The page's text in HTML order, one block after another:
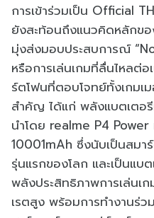
การเข้าร่วมเป็น Official
ยังสะท้อนถึงแนวคิดหลักข
มุ่งส่งมอบประสบการณ์
หรือการเล่นเกมที่ลื่นไหลต่
ร์ตโฟนที่ตอบโจทย์ทั้งเกมเ
สำคัญ ได้แก่ พลังแบตเตอ
นำโดย realme P4
10001mAh ซึ่งนับเป็นสม
รุ่นแรกของโลก และเป็นแบ
พลังประสิทธิภาพการเล่นเ
เรตสูง พร้อมการทำงานร่